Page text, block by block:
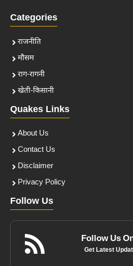
Categories
राजनीति
मौसम
राग-रागनी
खेती-किसानी
Quakes Links
About Us
Contact Us
Disclaimer
Privacy Policy
Follow Us
Follow Us
Get Latest